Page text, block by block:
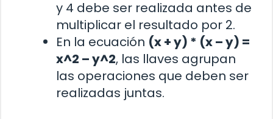
y 4 debe ser realizada antes de
multiplicar el resultado por 2.
En la ecuación (x + y) * (x – y) =
x^2 – y^2, las llaves agrupan
las operaciones que deben ser
realizadas juntas.